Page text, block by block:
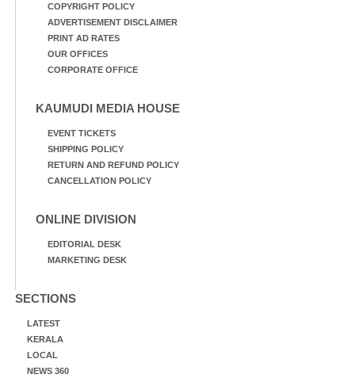
COPYRIGHT POLICY
ADVERTISEMENT DISCLAIMER
PRINT AD RATES
OUR OFFICES
CORPORATE OFFICE
KAUMUDI MEDIA HOUSE
EVENT TICKETS
SHIPPING POLICY
RETURN AND REFUND POLICY
CANCELLATION POLICY
ONLINE DIVISION
EDITORIAL DESK
MARKETING DESK
SECTIONS
LATEST
KERALA
LOCAL
NEWS 360